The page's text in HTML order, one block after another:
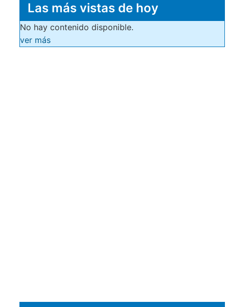
Las más vistas de hoy
No hay contenido disponible.
ver más